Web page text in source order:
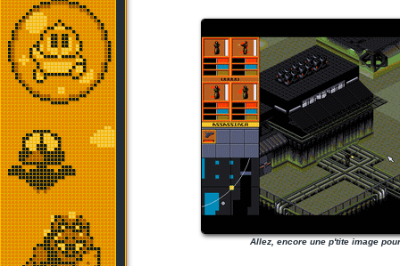
Allez, encore une p'tite image